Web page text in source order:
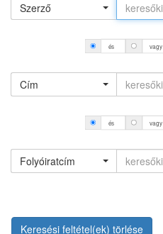
Szerző
és vagy
Cím
és vagy
Folyóiratcím
Keresési feltétel(ek) törlése